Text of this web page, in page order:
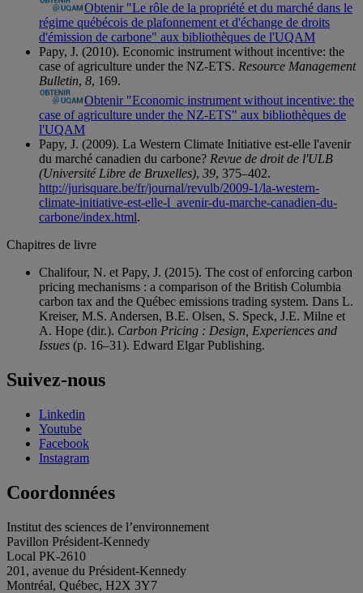
Obtenir "Le rôle de la propriété et du marché dans le
régime québécois de plafonnement et d'échange de droits
d'émission de carbone" aux bibliothèques de l'UQAM
Papy, J. (2010). Economic instrument without incentive: the
case of agriculture under the NZ-ETS. Resource Management
Bulletin, 8, 169.
Obtenir "Economic instrument without incentive: the
case of agriculture under the NZ-ETS" aux bibliothèques de
l'UQAM
Papy, J. (2009). La Western Climate Initiative est-elle l'avenir
du marché canadien du carbone? Revue de droit de l'ULB
(Université Libre de Bruxelles), 39, 375–402.
http://jurisquare.be/fr/journal/revulb/2009-1/la-western-
climate-initiative-est-elle-l_avenir-du-marche-canadien-du-
carbone/index.html.
Chapitres de livre
Chalifour, N. et Papy, J. (2015). The cost of enforcing carbon
pricing mechanisms : a comparison of the British Columbia
carbon tax and the Québec emissions trading system. Dans L.
Kreiser, M.S. Andersen, B.E. Olsen, S. Speck, J.E. Milne et
A. Hope (dir.). Carbon Pricing : Design, Experiences and
Issues (p. 16–31). Edward Elgar Publishing.
Suivez-nous
Linkedin
Youtube
Facebook
Instagram
Coordonnées
Institut des sciences de l’environnement
Pavillon Président-Kennedy
Local PK-2610
201, avenue du Président-Kennedy
Montréal, Québec, H2X 3Y7